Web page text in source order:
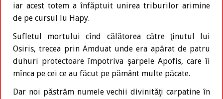
iar acest totem a înfăptuit unirea triburilor arimine
de pe cursul lu Hapy.
Sufletul mortului cînd călătorea către ţinutul lui
Osiris, trecea prin Amduat unde era apărat de patru
duhuri protectoare împotriva şarpele Apofis, care îi
mînca pe cei ce au făcut pe pământ multe păcate.
Dar noi păstrăm numele vechii divinităţi carpatine în